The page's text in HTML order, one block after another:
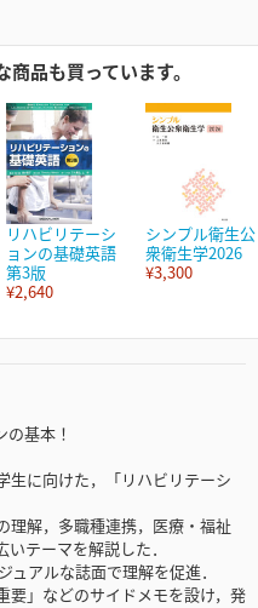
品も買っています。
リハビリテーシ
ョンの基礎英語
第3版
¥2,640
シンプル衛生公
衆衛生学2026
¥3,300
基本！
に向けた，「リハビリテーシ
解，多職種連携，医療・福祉
テーマを解説した．
アルな誌面で理解を促進．
」などのサイドメモを設け，発